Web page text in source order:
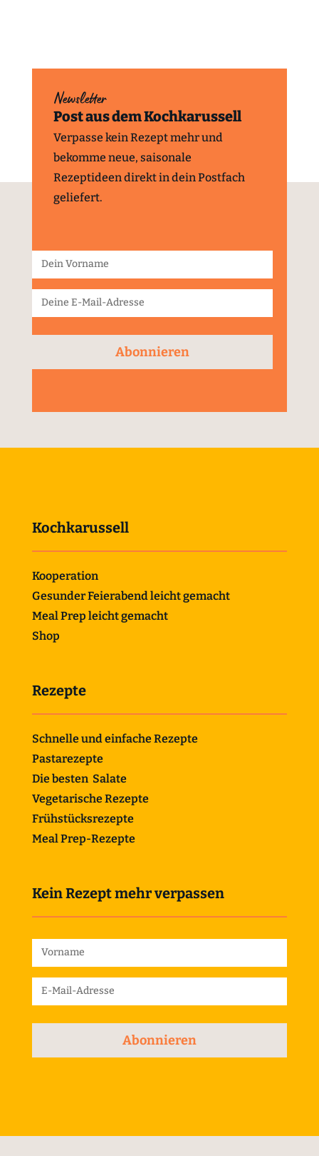
Newsletter
Post aus dem Kochkarussell
Verpasse kein Rezept mehr und
bekomme neue, saisonale
Rezeptideen direkt in dein Postfach
geliefert.
Abonnieren
Kochkarussell
Kooperation
Gesunder Feierabend leicht gemacht
Meal Prep leicht gemacht
Shop
Rezepte
Schnelle und einfache Rezepte
Pastarezepte
Die besten Salate
Vegetarische Rezepte
Frühstücksrezepte
Meal Prep-Rezepte
Kein Rezept mehr verpassen
Abonnieren